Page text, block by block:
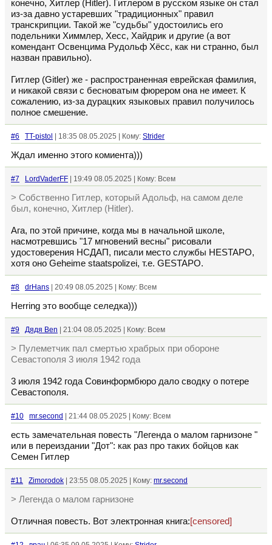
конечно, Хитлер (Hitler). Гитлером в русском языке он стал
из-за давно устаревших "традиционных" правил
транскрипции. Такой же "судьбы" удостоились его
подельники Химмлер, Хесс, Хайдрик и другие (а вот
комендант Освенцима Рудольф Хёсс, как ни странно, был
назван правильно).
Гитлер (Gitler) же - распространенная еврейская фамилия,
и никакой связи с бесноватым фюрером она не имеет. К
сожалению, из-за дурацких языковых правил получилось
полное смешение.
#6 TT-pistol | 18:35 08.05.2025 | Кому: Strider
Ждал именно этого комиента)))
#7 LordVaderFF | 19:49 08.05.2025 | Кому: Всем
> Собственно Гитлер, который Адольф, на самом деле
был, конечно, Хитлер (Hitler).
Ага, по этой причине, когда мы в начальной школе,
насмотревшись "17 мгновений весны" рисовали
удостоверения НСДАП, писали место службы HESTAPO,
хотя оно Geheime staatspolizei, т.е. GESTAPO.
#8 drHans | 20:49 08.05.2025 | Кому: Всем
Herring это вообще селедка)))
#9 Дядя Ben | 21:04 08.05.2025 | Кому: Всем
> Пулеметчик пал смертью храбрых при обороне
Севастополя 3 июля 1942 года
3 июля 1942 года Совинформбюро дало сводку о потере
Севастополя.
#10 mr.second | 21:44 08.05.2025 | Кому: Всем
есть замечательная повесть "Легенда о малом гарнизоне "
или в переиздании "Дот": как раз про таких бойцов как
Семен Гитлер
#11 Zimorodok | 23:55 08.05.2025 | Кому: mr.second
> Легенда о малом гарнизоне
Отличная повесть. Вот электронная книга:[censored]